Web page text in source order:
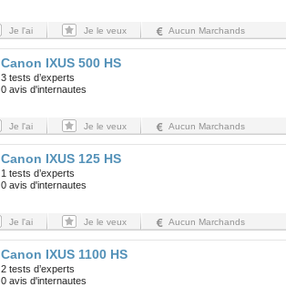
Je l'ai Je le veux Aucun Marchands
Canon IXUS 500 HS
3 tests d’experts
0 avis d'internautes
Je l'ai Je le veux Aucun Marchands
Canon IXUS 125 HS
1 tests d’experts
0 avis d'internautes
Je l'ai Je le veux Aucun Marchands
Canon IXUS 1100 HS
2 tests d’experts
0 avis d'internautes